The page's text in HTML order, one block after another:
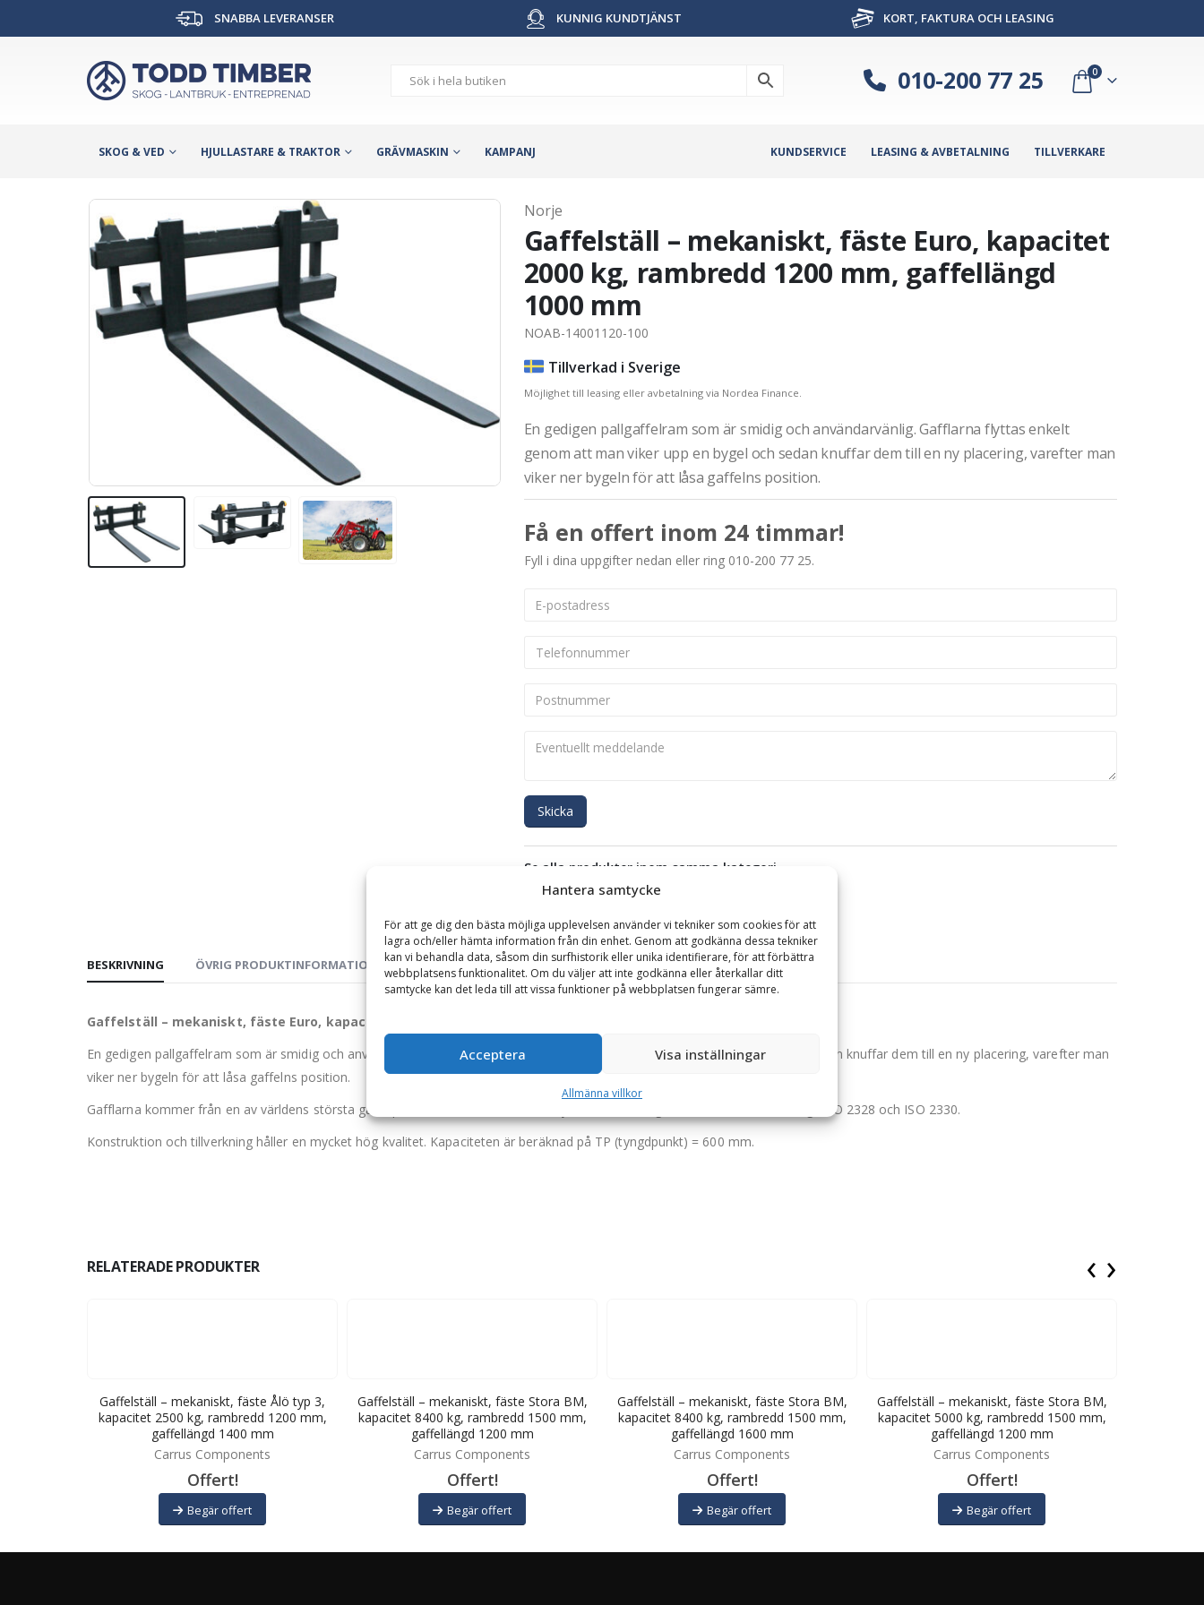
Hantera samtycke
För att ge dig den bästa möjliga upplevelsen använder vi tekniker som cookies för att
lagra och/eller hämta information från din enhet. Genom att godkänna dessa tekniker
kan vi behandla data, såsom din surfhistorik eller unika identifierare, för att förbättra
webbplatsens funktionalitet. Om du väljer att inte godkänna eller återkallar ditt
samtycke kan det leda till att vissa funktioner på webbplatsen fungerar sämre.
Acceptera Visa inställningar
Allmänna villkor
SNABBA LEVERANSER KUNNIG KUNDTJÄNST KORT, FAKTURA OCH LEASING
010-200 77 25 0
SKOG & VED HJULLASTARE & TRAKTOR GRÄVMASKIN KAMPANJ KUNDSERVICE LEASING & AVBETALNING TILLVERKARE
Norje
Gaffelställ – mekaniskt, fäste Euro, kapacitet
2000 kg, rambredd 1200 mm, gaffellängd
1000 mm
NOAB-14001120-100
Tillverkad i Sverige
Möjlighet till leasing eller avbetalning via Nordea Finance.
En gedigen pallgaffelram som är smidig och användarvänlig. Gafflarna flyttas enkelt
genom att man viker upp en bygel och sedan knuffar dem till en ny placering, varefter man
viker ner bygeln för att låsa gaffelns position.
Få en offert inom 24 timmar!
Fyll i dina uppgifter nedan eller ring 010-200 77 25.
Skicka
Se alla produkter inom samma kategori
Hjullastare & Traktor
BESKRIVNING ÖVRIG PRODUKTINFORMATION GARANTI
Gaffelställ – mekaniskt, fäste Euro, kapacitet 2000 kg, rambredd 1200 mm, gaffellängd 1000 mm
En gedigen pallgaffelram som är smidig och användarvänlig. Gafflarna flyttas enkelt genom att man viker upp en bygel och sedan knuffar dem till en ny placering, varefter man
viker ner bygeln för att låsa gaffelns position.
Gafflarna kommer från en av världens största gaffelproducenter (Vetter GmbH, Tyskland) och är godkända och märkta enligt ISO 2328 och ISO 2330.
Konstruktion och tillverkning håller en mycket hög kvalitet. Kapaciteten är beräknad på TP (tyngdpunkt) = 600 mm.
RELATERADE PRODUKTER
Gaffelställ – mekaniskt, fäste Ålö typ 3,
kapacitet 2500 kg, rambredd 1200 mm,
gaffellängd 1400 mm
Carrus Components
Offert!
Begär offert
Gaffelställ – mekaniskt, fäste Stora BM,
kapacitet 8400 kg, rambredd 1500 mm,
gaffellängd 1200 mm
Carrus Components
Offert!
Begär offert
Gaffelställ – mekaniskt, fäste Stora BM,
kapacitet 8400 kg, rambredd 1500 mm,
gaffellängd 1600 mm
Carrus Components
Offert!
Begär offert
Gaffelställ – mekaniskt, fäste Stora BM,
kapacitet 5000 kg, rambredd 1500 mm,
gaffellängd 1200 mm
Carrus Components
Offert!
Begär offert
‹ ›